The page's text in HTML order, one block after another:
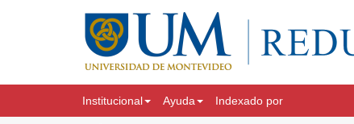
Institucional Ayuda Indexado por